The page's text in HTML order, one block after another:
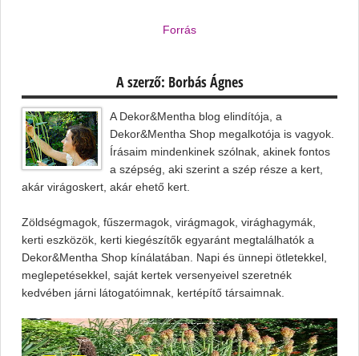
Forrás
A szerző: Borbás Ágnes
A Dekor&Mentha blog elindítója, a
Dekor&Mentha Shop megalkotója is vagyok.
Írásaim mindenkinek szólnak, akinek fontos
a szépség, aki szerint a szép része a kert,
akár virágoskert, akár ehető kert.
Zöldségmagok, fűszermagok, virágmagok, virághagymák,
kerti eszközök, kerti kiegészítők egyaránt megtalálhatók a
Dekor&Mentha Shop kínálatában. Napi és ünnepi ötletekkel,
meglepetésekkel, saját kertek versenyeivel szeretnék
kedvében járni látogatóimnak, kertépítő társaimnak.